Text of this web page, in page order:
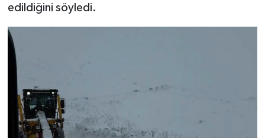
edildiğini söyledi.